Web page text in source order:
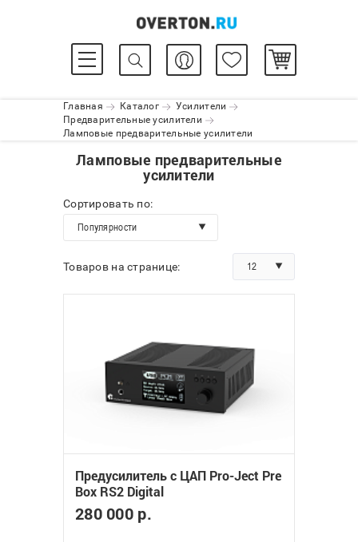
Главная Каталог
Усилители
Предварительные усилители
Ламповые предварительные усилители
Ламповые предварительные
усилители
Сортировать по:
Популярности
Товаров на странице: 12
Предусилитель с ЦАП Pro-Ject Pre
Box RS2 Digital
280 000 р.